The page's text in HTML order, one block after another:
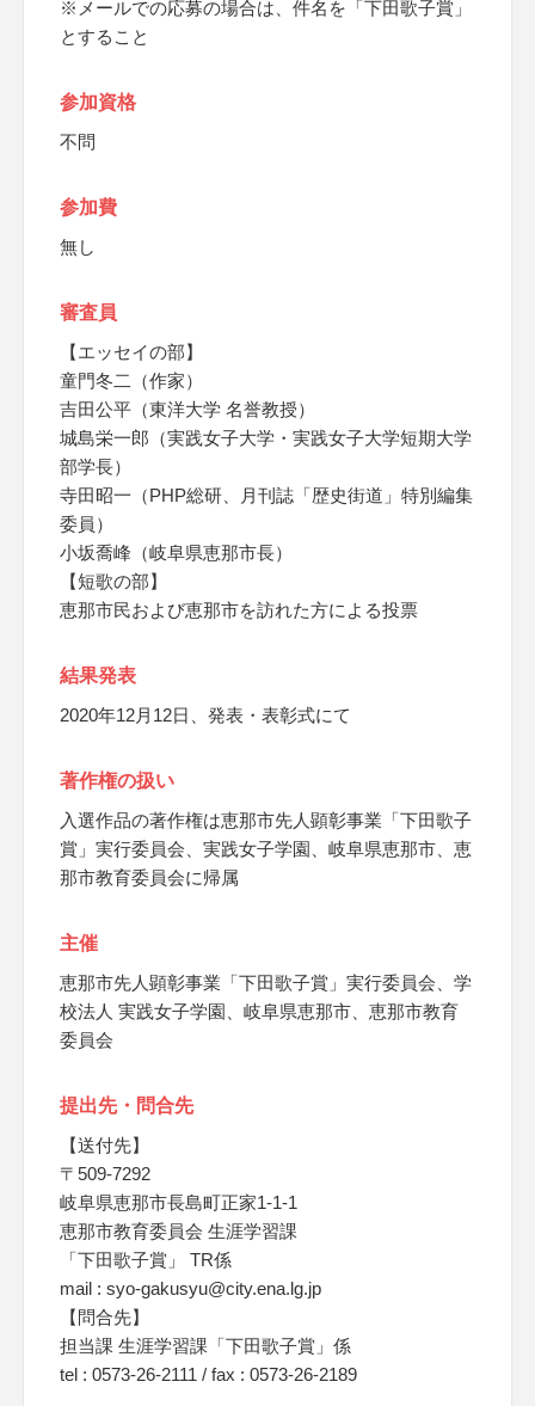
※メールでの応募の場合は、件名を「下田歌子賞」
とすること
参加資格
不問
参加費
無し
審査員
【エッセイの部】
童門冬二（作家）
吉田公平（東洋大学 名誉教授）
城島栄一郎（実践女子大学・実践女子大学短期大学
部学長）
寺田昭一（PHP総研、月刊誌「歴史街道」特別編集
委員）
小坂喬峰（岐阜県恵那市長）
【短歌の部】
恵那市民および恵那市を訪れた方による投票
結果発表
2020年12月12日、発表・表彰式にて
著作権の扱い
入選作品の著作権は恵那市先人顕彰事業「下田歌子
賞」実行委員会、実践女子学園、岐阜県恵那市、恵
那市教育委員会に帰属
主催
恵那市先人顕彰事業「下田歌子賞」実行委員会、学
校法人 実践女子学園、岐阜県恵那市、恵那市教育
委員会
提出先・問合先
【送付先】
〒509-7292
岐阜県恵那市長島町正家1-1-1
恵那市教育委員会 生涯学習課
「下田歌子賞」 TR係
mail : syo-gakusyu@city.ena.lg.jp
【問合先】
担当課 生涯学習課「下田歌子賞」係
tel : 0573-26-2111 / fax : 0573-26-2189